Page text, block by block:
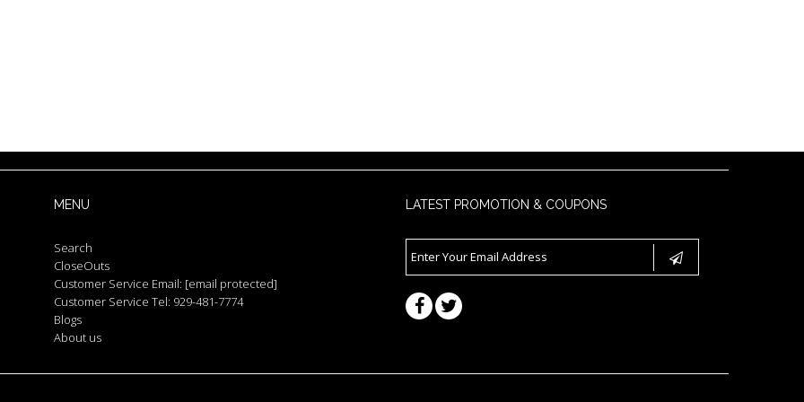
MENU
Search
CloseOuts
Customer Service Email: [email protected]
Customer Service Tel: 929-481-7774
Blogs
About us
LATEST PROMOTION & COUPONS